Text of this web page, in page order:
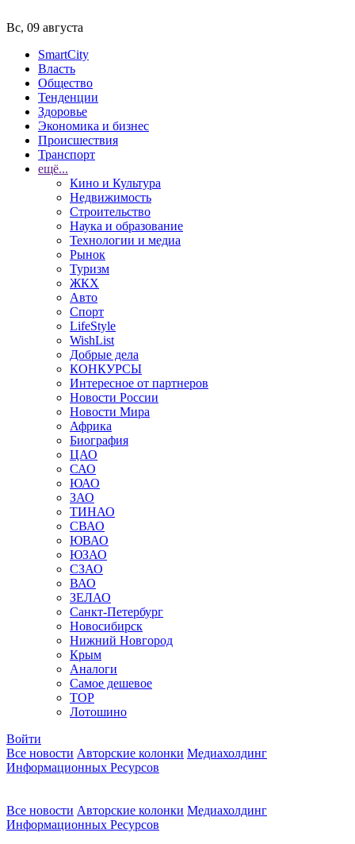
Вс, 09 августа
SmartCity
Власть
Общество
Тенденции
Здоровье
Экономика и бизнес
Происшествия
Транспорт
ещё...
Кино и Культура
Недвижимость
Строительство
Наука и образование
Технологии и медиа
Рынок
Туризм
ЖКХ
Авто
Спорт
LifeStyle
WishList
Добрые дела
КОНКУРСЫ
Интересное от партнеров
Новости России
Новости Мира
Африка
Биография
ЦАО
САО
ЮАО
ЗАО
ТИНАО
СВАО
ЮВАО
ЮЗАО
СЗАО
ВАО
ЗЕЛАО
Санкт-Петербург
Новосибирск
Нижний Новгород
Крым
Аналоги
Самое дешевое
TOP
Лотошино
Войти
Все новости Авторские колонки Медиахолдинг
Информационных Ресурсов
Все новости Авторские колонки Медиахолдинг
Информационных Ресурсов